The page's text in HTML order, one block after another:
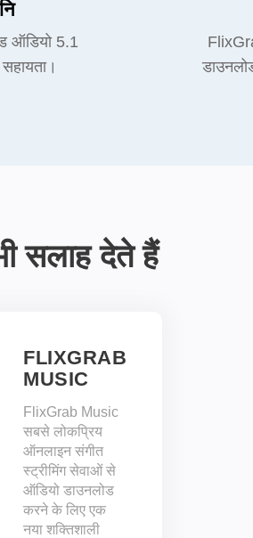
ऑडियो 5.1
सलाह देते हैं
FLIXGRAB
MUSIC
FlixGrab Music
सबसे लोकप्रिय
ऑनलाइन संगीत
स्ट्रीमिंग सेवाओं से
ऑडियो डाउनलोड
करने के लिए एक
नया शक्तिशाली